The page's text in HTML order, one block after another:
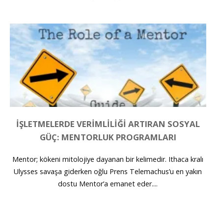
İŞLETMELERDE VERIMLILIĞI ARTIRAN SOSYAL
GÜÇ: MENTORLUK PROGRAMLARI
Mentor; kökeni mitolojiye dayanan bir kelimedir. Ithaca kralı
Ulysses savaşa giderken oğlu Prens Telemachus’u en yakın
dostu Mentor’a emanet eder....